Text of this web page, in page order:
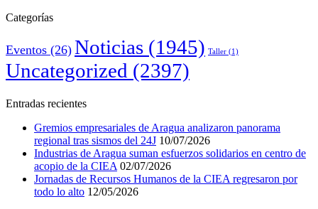
Categorías
Eventos (26) Noticias (1945) Taller (1)
Uncategorized (2397)
Entradas recientes
Gremios empresariales de Aragua analizaron panorama
regional tras sismos del 24J 10/07/2026
Industrias de Aragua suman esfuerzos solidarios en centro de
acopio de la CIEA 02/07/2026
Jornadas de Recursos Humanos de la CIEA regresaron por
todo lo alto 12/05/2026